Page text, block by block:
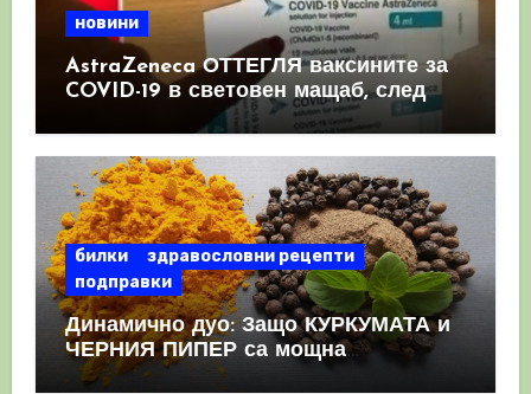
новини
AstraZeneca ОТТЕГЛЯ ваксините за
COVID-19 в световен мащаб, след
като призна, че те причиняват
билки
здравословни рецепти
подправки
Динамично дуо: Защо КУРКУМАТА и
ЧЕРНИЯ ПИПЕР са мощна
комбинация